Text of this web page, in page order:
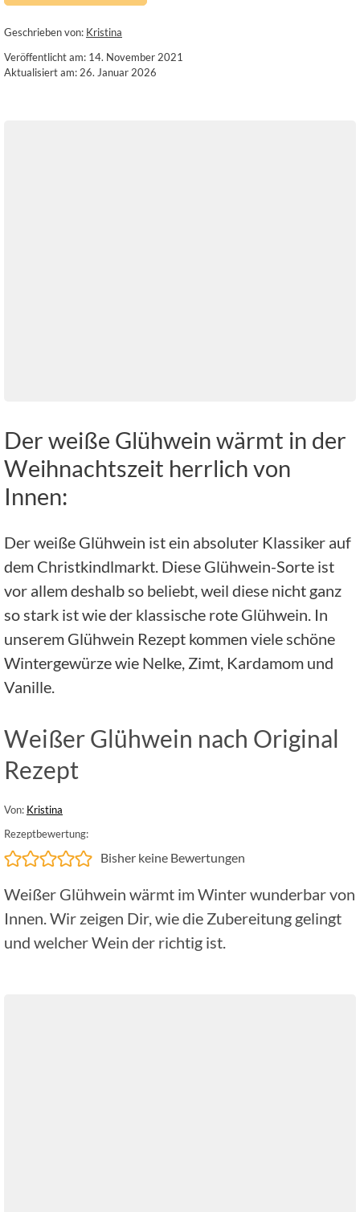
Geschrieben von: Kristina
Veröffentlicht am: 14. November 2021
Aktualisiert am: 26. Januar 2026
Der weiße Glühwein wärmt in der
Weihnachtszeit herrlich von
Innen:
Der weiße Glühwein ist ein absoluter Klassiker auf
dem Christkindlmarkt. Diese Glühwein-Sorte ist
vor allem deshalb so beliebt, weil diese nicht ganz
so stark ist wie der klassische rote Glühwein. In
unserem Glühwein Rezept kommen viele schöne
Wintergewürze wie Nelke, Zimt, Kardamom und
Vanille.
Weißer Glühwein nach Original
Rezept
Von: Kristina
Rezeptbewertung:
Bisher keine Bewertungen
Weißer Glühwein wärmt im Winter wunderbar von
Innen. Wir zeigen Dir, wie die Zubereitung gelingt
und welcher Wein der richtig ist.